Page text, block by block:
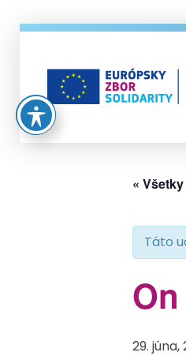
«
Táto
29. júna,